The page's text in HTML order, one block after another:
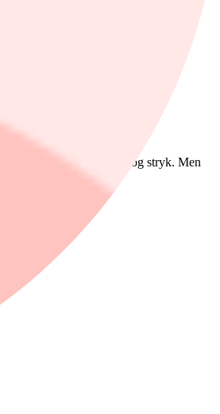
Brunlid.
inklusive Munters, tog stryk. Men